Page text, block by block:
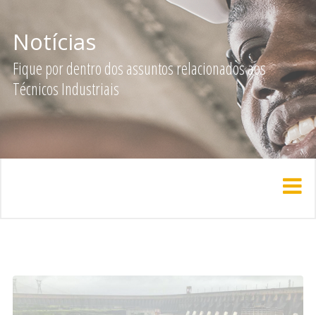
Notícias
Fique por dentro dos assuntos relacionados aos
Técnicos Industriais